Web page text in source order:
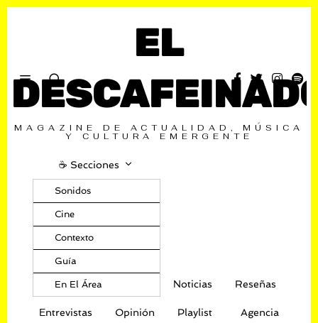
EL
MAGAZINE DE ACTUALIDAD, MÚSICA
Y CULTURA EMERGENTE
☕️ Secciones
Sonidos
Cine
Contexto
Guía
En El Área Noticias Reseñas
Entrevistas Opinión Playlist Agencia